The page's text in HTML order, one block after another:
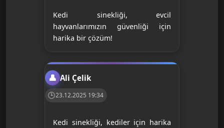
Kedi sinekliği, evcil
hayvanlarımızın güvenliği için
harika bir çözüm!
Ali Çelik
23.12.2025 19:34
Kedi sinekliği, kediler için harika